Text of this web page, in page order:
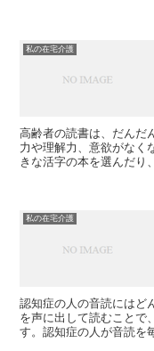
私の在宅介護
高齢者の読書は、だんだ
力や理解力、意欲がなく
きな活字の本を選んだり
私の在宅介護
認知症の人の音読にはど
を声に出して読むことで
す。認知症の人が音読を